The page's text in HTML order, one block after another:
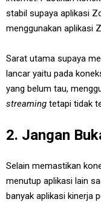
stabil supaya aplikasi
menggunakan aplikasi
Sarat utama supaya
lancar yaitu pada
yang belum tau,
streaming tetapi tidak
2. Jangan
Selain memastikan
menutup aplikasi lain
banyak aplikasi kinerja